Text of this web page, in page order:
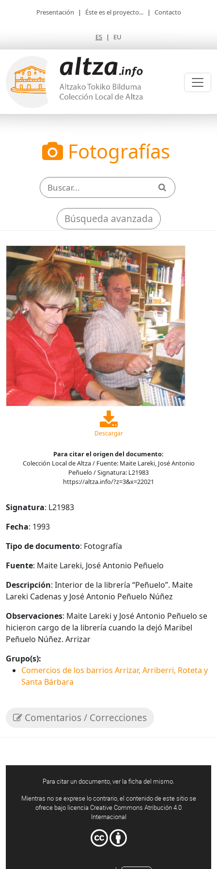
Presentación | Éste es el proyecto... | Contacto
ES | EU
Fotografías
Búsqueda avanzada
Descargar
Para citar el origen del documento:
Colección Local de Altza / Fuente: Maite Lareki, José Antonio
Peñuelo / Signatura: L21983
https://altza.info/?z=3&x=22021
Signatura: L21983
Fecha: 1993
Tipo de documento: Fotografía
Fuente: Maite Lareki, José Antonio Peñuelo
Descripción: Interior de la librería “Peñuelo”. Maite
Lareki Cadenas y José Antonio Peñuelo Núñez
Observaciones: Maite Lareki y José Antonio Peñuelo se
hicieron cargo de la librería cuando la dejó Maribel
Peñuelo Núñez. Arrizar
Grupo(s):
Comercios de los barrios Arrizar, Arriberri, Roteta y
Santa Bárbara
Comentarios / Correcciones
Para citar un documento, ver la ficha del mismo.
Mientras no se exprese lo contrario, el contenido de este sitio se
ofrece bajo licencia Creative Commons Atribución 4.0
Internacional